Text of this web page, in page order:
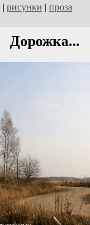
| рисунки | проза
Дорожка...